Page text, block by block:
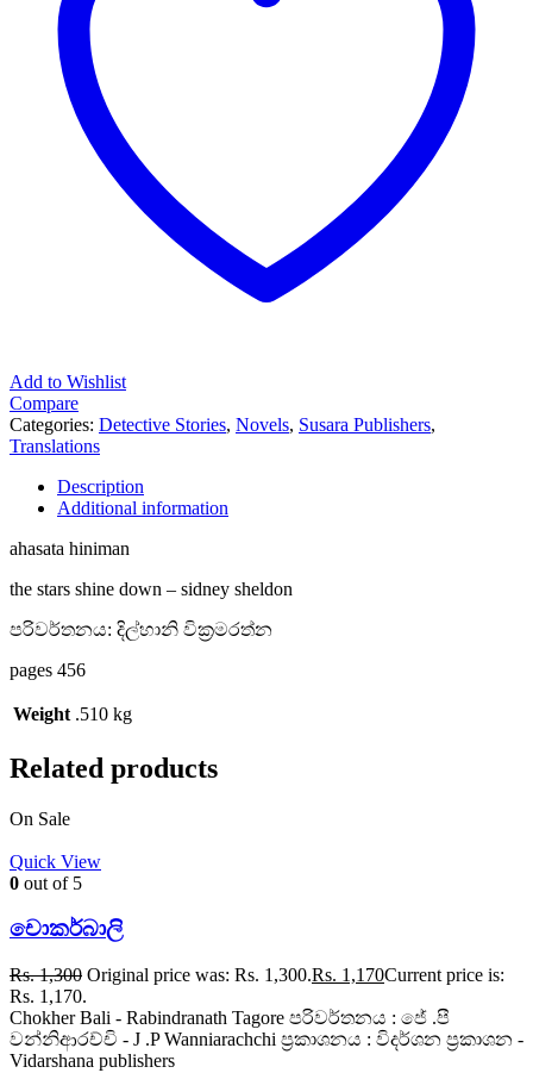
Add to Wishlist
Compare
Categories: Detective Stories, Novels, Susara Publishers,
Translations
Description
Additional information
ahasata hiniman
the stars shine down – sidney sheldon
පරිවර්තනය: දිල්හානි වික්‍රමරත්න
pages 456
Weight .510 kg
Related products
On Sale
Quick View
0 out of 5
චොකර්බාලි
Rs.1,300 Original price was: Rs. 1,300.Rs. 1,170Current price is:
Rs. 1,170.
Chokher Bali - Rabindranath Tagore පරිවර්තනය : ජේ .පී
වන්නිආරච්චි - J .P Wanniarachchi ප්‍රකාශනය : විදර්ශන ප්‍රකාශන -
Vidarshana publishers